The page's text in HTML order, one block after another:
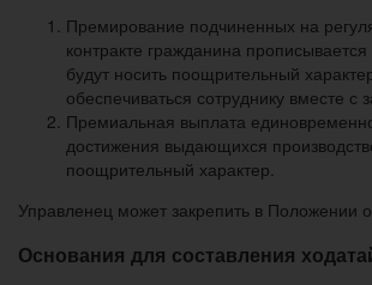
Премирование подчиненных на
контракте гражданина
будут носить поощрительный
обеспечиваться сотруднику вместе с
Премиальная выплата
достижения выдающихся
поощрительный характер.
Управленец может закрепить в Положении
Основания для составления